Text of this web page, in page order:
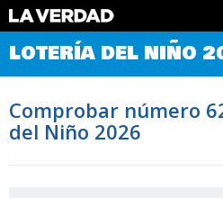
Comprobar Loteria del Niño
Premios
Noticias
Datos
Historia
LOTERÍA DEL NIÑO
Comprobar número
del Niño 2026